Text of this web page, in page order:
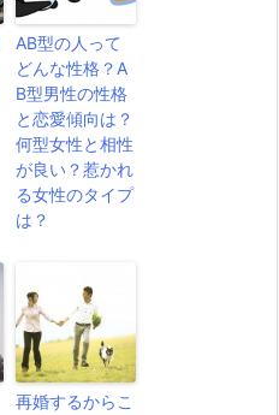
AB型の人って
どんな性格？A
B型男性の性格
と恋愛傾向は？
何型女性と相性
が良い？惹かれ
る女性のタイプ
は？
再婚するからこ